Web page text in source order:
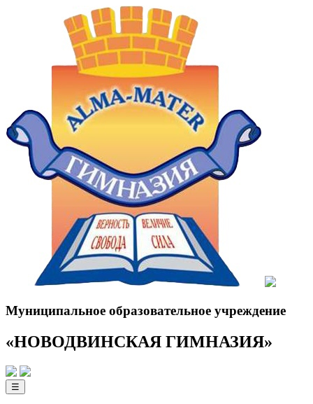
Муниципальное образовательное учреждение
«НОВОДВИНСКАЯ ГИМНАЗИЯ»
☰